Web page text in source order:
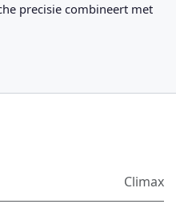
precisie combineert met
Climax